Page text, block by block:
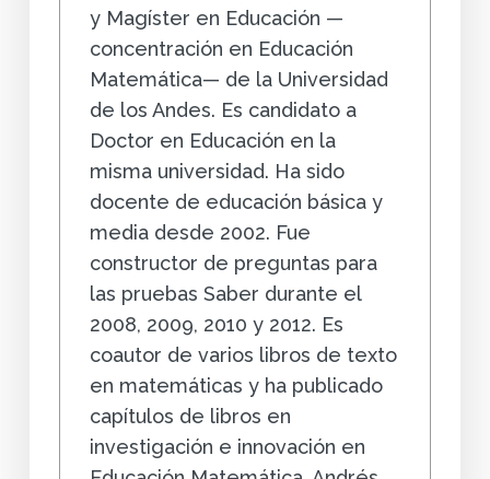
y Magíster en Educación —
concentración en Educación
Matemática— de la Universidad
de los Andes. Es candidato a
Doctor en Educación en la
misma universidad. Ha sido
docente de educación básica y
media desde 2002. Fue
constructor de preguntas para
las pruebas Saber durante el
2008, 2009, 2010 y 2012. Es
coautor de varios libros de texto
en matemáticas y ha publicado
capítulos de libros en
investigación e innovación en